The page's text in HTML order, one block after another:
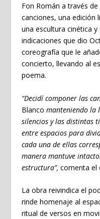
Fon Román a través
canciones, una edición
una escultura cinética
indicaciones que dio
coreografía que le
concierto, llevando al
poema.
“Decidí componer las
Blanco manteniendo la
silencios y las distintas
entre espacios para
cada una de ellas
manera mantuve
estructura”, comenta el
La obra reivindica el
rinde homenaje al
ritual de versos en